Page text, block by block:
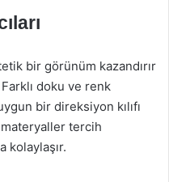
bir görünüm kazandırır
doku ve renk
bir direksiyon kılıfı
tercih
kolaylaşır.